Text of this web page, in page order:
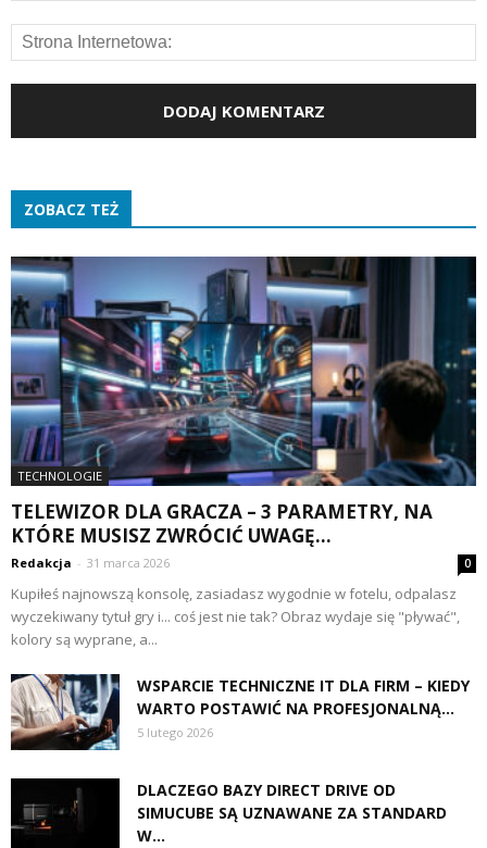
ZOBACZ TEŻ
TECHNOLOGIE
TELEWIZOR DLA GRACZA – 3 PARAMETRY, NA
KTÓRE MUSISZ ZWRÓCIĆ UWAGĘ...
Redakcja - 31 marca 2026 0
Kupiłeś najnowszą konsolę, zasiadasz wygodnie w fotelu, odpalasz
wyczekiwany tytuł gry i... coś jest nie tak? Obraz wydaje się "pływać",
kolory są wyprane, a...
WSPARCIE TECHNICZNE IT DLA FIRM – KIEDY
WARTO POSTAWIĆ NA PROFESJONALNĄ...
5 lutego 2026
DLACZEGO BAZY DIRECT DRIVE OD
SIMUCUBE SĄ UZNAWANE ZA STANDARD
W...